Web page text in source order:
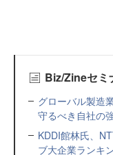
Biz/Zineセミ
グローバル製造
守るべき自社の
KDDI館林氏、
ブ大企業ランキ